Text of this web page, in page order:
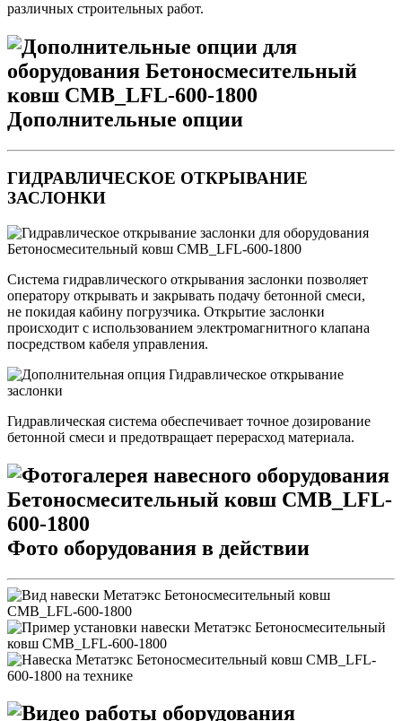
различных строительных работ.
Дополнительные опции
ГИДРАВЛИЧЕСКОЕ ОТКРЫВАНИЕ
ЗАСЛОНКИ
Система гидравлического открывания заслонки позволяет
оператору открывать и закрывать подачу бетонной смеси,
не покидая кабину погрузчика. Открытие заслонки
происходит с использованием электромагнитного клапана
посредством кабеля управления.
Гидравлическая система обеспечивает точное дозирование
бетонной смеси и предотвращает перерасход материала.
Фото оборудования в действии